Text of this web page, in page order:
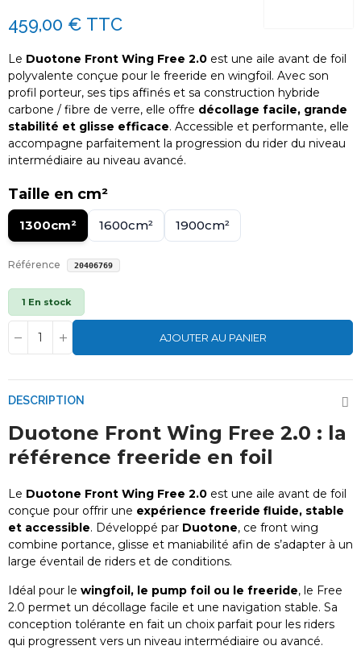
459,00 € TTC
Le Duotone Front Wing Free 2.0 est une aile avant de foil
polyvalente conçue pour le freeride en wingfoil. Avec son
profil porteur, ses tips affinés et sa construction hybride
carbone / fibre de verre, elle offre décollage facile, grande
stabilité et glisse efficace. Accessible et performante, elle
accompagne parfaitement la progression du rider du niveau
intermédiaire au niveau avancé.
Taille en cm²
1300cm² 1600cm² 1900cm²
Référence 20406769
1 En stock
AJOUTER AU PANIER
DESCRIPTION
Duotone Front Wing Free 2.0 : la
référence freeride en foil
Le Duotone Front Wing Free 2.0 est une aile avant de foil
conçue pour offrir une expérience freeride fluide, stable
et accessible. Développé par Duotone, ce front wing
combine portance, glisse et maniabilité afin de s’adapter à un
large éventail de riders et de conditions.
Idéal pour le wingfoil, le pump foil ou le freeride, le Free
2.0 permet un décollage facile et une navigation stable. Sa
conception tolérante en fait un choix parfait pour les riders
qui progressent vers un niveau intermédiaire ou avancé.